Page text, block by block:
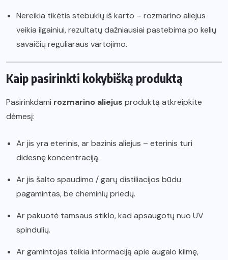
Nereikia tikėtis stebuklų iš karto – rozmarino aliejus
veikia ilgainiui, rezultatų dažniausiai pastebima po kelių
savaičių reguliaraus vartojimo.
Kaip pasirinkti kokybišką produktą
Pasirinkdami rozmarino aliejus produktą atkreipkite
dėmesį:
Ar jis yra eterinis, ar bazinis aliejus – eterinis turi
didesnę koncentraciją.
Ar jis šalto spaudimo / garų distiliacijos būdu
pagamintas, be cheminių priedų.
Ar pakuotė tamsaus stiklo, kad apsaugotų nuo UV
spindulių.
Ar gamintojas teikia informaciją apie augalo kilmę,